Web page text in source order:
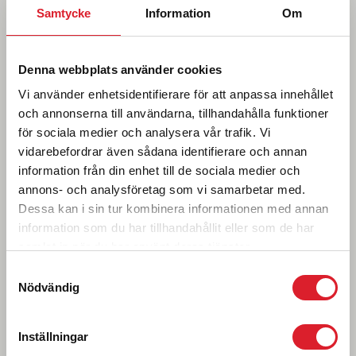
Samtycke Information Om
Denna webbplats använder cookies
Vi använder enhetsidentifierare för att anpassa innehållet
och annonserna till användarna, tillhandahålla funktioner
för sociala medier och analysera vår trafik. Vi
vidarebefordrar även sådana identifierare och annan
information från din enhet till de sociala medier och
annons- och analysföretag som vi samarbetar med.
Dessa kan i sin tur kombinera informationen med annan
information som du har tillhandahållit eller som de har
Nödvändig
Inställningar
som ger turistinformation under sommaren och som
också inrymmer Inlandsbanemuséet. Här kan du
fiskedrömmar eller smida resplaner.
Foto: Carl Johan Utsi